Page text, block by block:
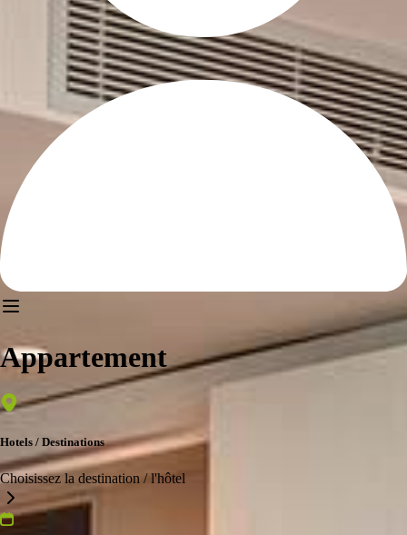
Appartement
Hotels / Destinations
Choisissez la destination / l'hôtel